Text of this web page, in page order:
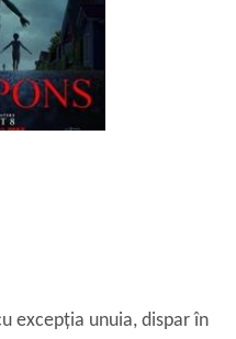
excepția unuia, dispar în